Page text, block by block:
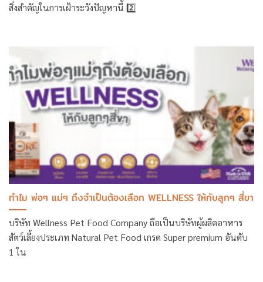
สิ่งสำคัญในการเฝ้าระวังปัญหานี้ 2️⃣
ทำไม พ่อๆ แม่ๆ ถึงจำเป็นต้องเลือก WELLNESS ให้กับลูกๆ สี่ขา
บริษัท Wellness Pet Food Company ถือเป็นบริษัทผู้ผลิตอาหาร
สัตว์เลี้ยงประเภท Natural Pet Food เกรด Super premium อันดับ
1 ใน